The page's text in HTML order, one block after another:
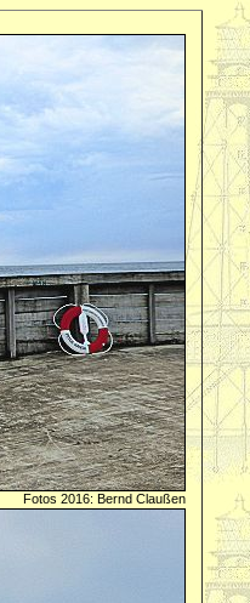
Fotos 2016: Bernd Claußen